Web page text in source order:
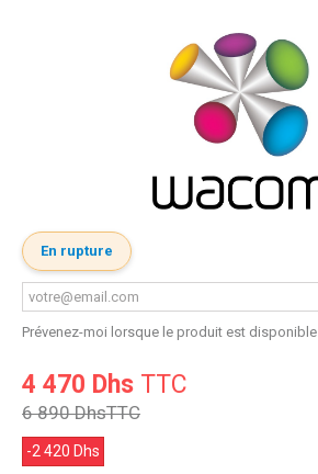
En rupture
Prévenez-moi lorsque le produit est disponible
4 470 Dhs TTC
6 890 DhsTTC
-2 420 Dhs